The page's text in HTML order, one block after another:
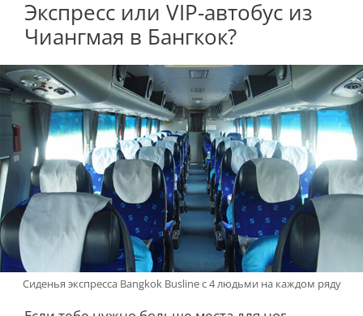
Экспресс или VIP-автобус из
Чиангмая в Бангкок?
Сиденья экспресса Bangkok Busline с 4 людьми на каждом ряду